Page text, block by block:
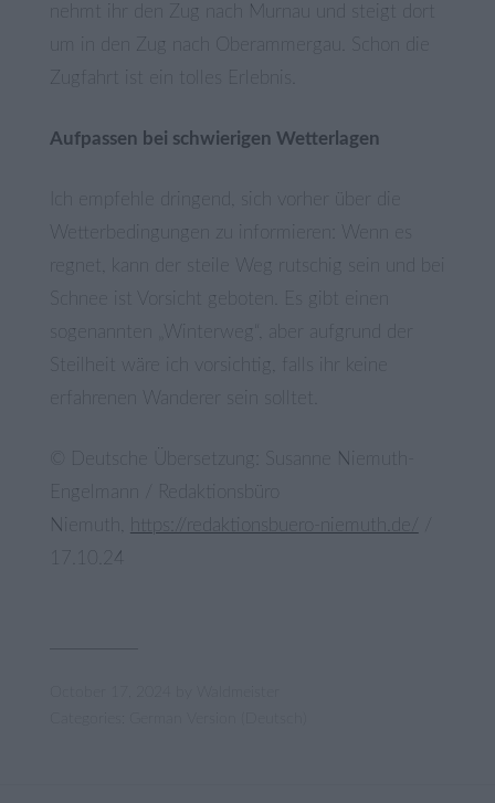
nehmt ihr den Zug nach Murnau und steigt dort
um in den Zug nach Oberammergau. Schon die
Zugfahrt ist ein tolles Erlebnis.
Aufpassen bei schwierigen Wetterlagen
Ich empfehle dringend, sich vorher über die
Wetterbedingungen zu informieren: Wenn es
regnet, kann der steile Weg rutschig sein und bei
Schnee ist Vorsicht geboten. Es gibt einen
sogenannten „Winterweg“, aber aufgrund der
Steilheit wäre ich vorsichtig, falls ihr keine
© Deutsche Übersetzung: Susanne Niemuth-
Engelmann / Redaktionsbüro
Niemuth,
17.10.24